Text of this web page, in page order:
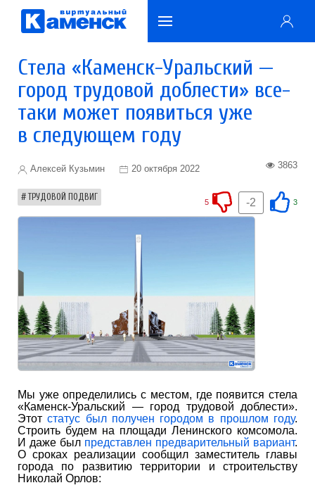
Стела «Каменск-Уральский —
город трудовой доблести» все-
таки может появиться уже
в следующем году
Алексей Кузьмин 20 октября 2022 3863
ТРУДОВОЙ ПОДВИГ 3
-2
5
Мы уже определились с местом, где появится стела
«Каменск-Уральский — город трудовой доблести».
Этотстатус был получен городом в прошлом году.
Строить будем на площади Ленинского комсомола.
И даже был представлен предварительный вариант.
О сроках реализации сообщил заместитель главы
города по развитию территории и строительству
Николай Орлов: